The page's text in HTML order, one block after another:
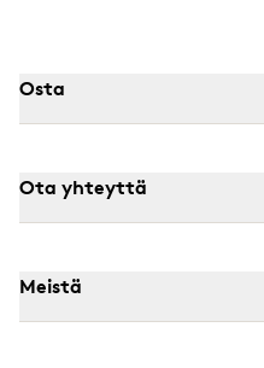
Osta
Ota yhteyttä
Meistä